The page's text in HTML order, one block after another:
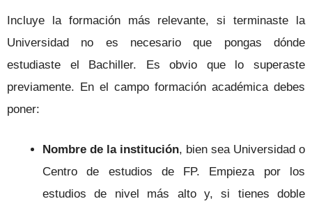
Incluye la formación más relevante, si terminaste la
Universidad no es necesario que pongas dónde
estudiaste el Bachiller. Es obvio que lo superaste
previamente.
En el campo formación académica debes
poner:
Nombre de la institución, bien sea Universidad o
Centro de estudios de FP. Empieza por los
estudios de nivel más alto y, si tienes doble